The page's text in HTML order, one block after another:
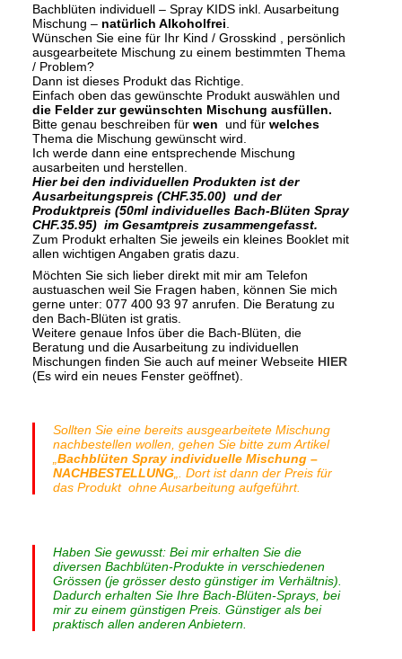
Bachblüten individuell – Spray KIDS inkl. Ausarbeitung
Mischung – natürlich Alkoholfrei
Wünschen Sie eine für Ihr Kind / Grosskind , persönlich
ausgearbeitete Mischung zu einem bestimmten Thema
/ Problem?
Dann ist dieses Produkt das Richtige.
Einfach oben das gewünschte Produkt auswählen und
die Felder zur gewünschten Mischung ausfüllen.
Bitte genau beschreiben für wen und für welches
Thema die Mischung gewünscht wird.
Ich werde dann eine entsprechende Mischung
ausarbeiten und herstellen.
Hier bei den individuellen Produkten ist der
Ausarbeitungspreis (CHF.35.00) und der
Produktpreis (50ml individuelles Bach-Blüten Spray
CHF.35.95) im Gesamtpreis zusammengefasst.
Zum Produkt erhalten Sie jeweils ein kleines Booklet mit
allen wichtigen Angaben gratis dazu.
Möchten Sie sich lieber direkt mit mir am Telefon
austuaschen weil Sie Fragen haben, können Sie mich
gerne unter: 077 400 93 97 anrufen. Die Beratung zu
den Bach-Blüten ist gratis.
Weitere genaue Infos über die Bach-Blüten, die
Beratung und die Ausarbeitung zu individuellen
Mischungen finden Sie auch auf meiner Webseite HIER
(Es wird ein neues Fenster geöffnet).
Sollten Sie eine bereits ausgearbeitete Mischung
nachbestellen wollen, gehen Sie bitte zum Artikel
Bachblüten Spray individuelle Mischung –
NACHBESTELLUNG „. Dort ist dann der Preis für
das Produkt ohne Ausarbeitung aufgeführt.
Haben Sie gewusst: Bei mir erhalten Sie die
diversen Bachblüten-Produkte in verschiedenen
Grössen (je grösser desto günstiger im Verhältnis).
Dadurch erhalten Sie Ihre Bach-Blüten-Sprays, bei
mir zu einem günstigen Preis. Günstiger als bei
praktisch allen anderen Anbietern.